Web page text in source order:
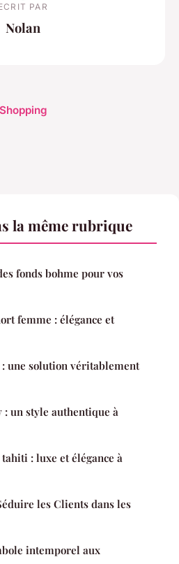
PAR
Nolan
la même rubrique
fonds bohme pour vos
femme : élégance et
une solution véritablement
: un style authentique à
: luxe et élégance à
les Clients dans les
intemporel aux